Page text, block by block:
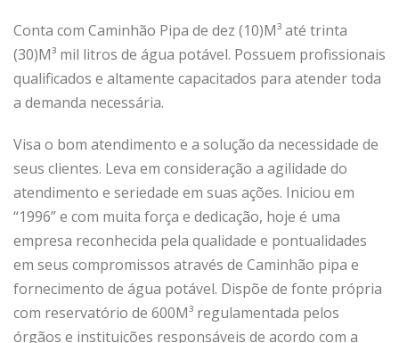
Conta com Caminhão Pipa de dez (10)M³ até trinta
(30)M³ mil litros de água potável. Possuem profissionais
qualificados e altamente capacitados para atender toda
a demanda necessária.
Visa o bom atendimento e a solução da necessidade de
seus clientes. Leva em consideração a agilidade do
atendimento e seriedade em suas ações. Iniciou em
“1996” e com muita força e dedicação, hoje é uma
empresa reconhecida pela qualidade e pontualidades
em seus compromissos através de Caminhão pipa e
fornecimento de água potável. Dispõe de fonte própria
com reservatório de 600M³ regulamentada pelos
órgãos e instituições responsáveis de acordo com a